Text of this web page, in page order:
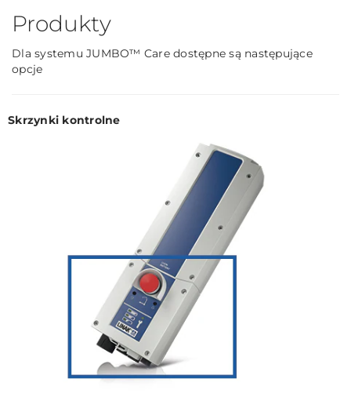
Produkty
Dla systemu JUMBO™ Care dostępne są następujące
opcje
Skrzynki kontrolne